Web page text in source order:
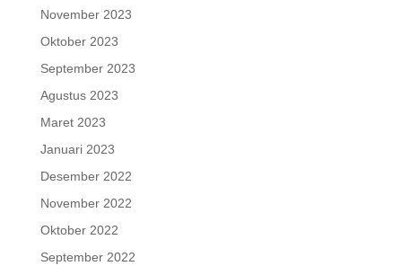
November 2023
Oktober 2023
September 2023
Agustus 2023
Maret 2023
Januari 2023
Desember 2022
November 2022
Oktober 2022
September 2022